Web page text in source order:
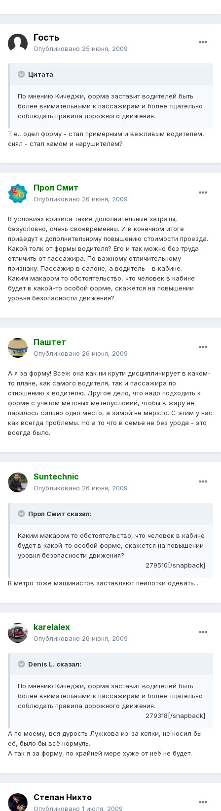
Гость
Опубликовано 25 июня, 2009
Цитата
По мнению Кичеджи, форма заставит водителей быть
более внимательными к пассажирам и более тщательно
соблюдать правила дорожного движения.
Т.е., одел форму - стал примерным и вежливым водителем,
снял - стал хамом и нарушителем?
Прол Смит
Опубликовано 26 июня, 2009
В условиях кризиса такие дополнительные затраты,
безусловно, очень своевременны. И в конечном итоге
приведут к дополнительному повышению стоимости проезда.
Какой толк от формы водителя? Его и так можно без труда
отличить от пассажира. По важному отличительному
признаку. Пассажир в салоне, а водитель - в кабине.
Каким макаром то обстоятельство, что человек в кабине
будет в какой-то особой форме, скажется на повышении
уровня безопасности движения?
Паштет
Опубликовано 26 июня, 2009
А я за форму! Всеж она как ни крути дисциплинирует в каком-
то плане, как самого водителя, так и пассажира по
отношению к водителю. Другое дело, что надо подходить к
форме с учетом метсных метеоусловий, чтобы в жару не
парилось сильно одно место, а зимой не мерзло. С этим у нас
как всегда проблемы. Но а то что в семье не без урода - это
всегда было.
Suntechnic
Опубликовано 26 июня, 2009
Прол Смит сказал:
Каким макаром то обстоятельство, что человек в кабине
будет в какой-то особой форме, скажется на повышении
уровня безопасности движения?
279510[/snapback]
В метро тоже машинистов заставляют пеилотки одевать...
karelalex
Опубликовано 26 июня, 2009
Denis L. сказал:
По мнению Кичеджи, форма заставит водителей быть
более внимательными к пассажирам и более тщательно
соблюдать правила дорожного движения.
279318[/snapback]
А по моему, вся дурость Лужкова из-за кепки, не носил бы
её, было бы всё нормуль.
А так я за форму, по крайней мере хуже от неё не будет.
Степан Нихто
Опубликовано 1 июля, 2009